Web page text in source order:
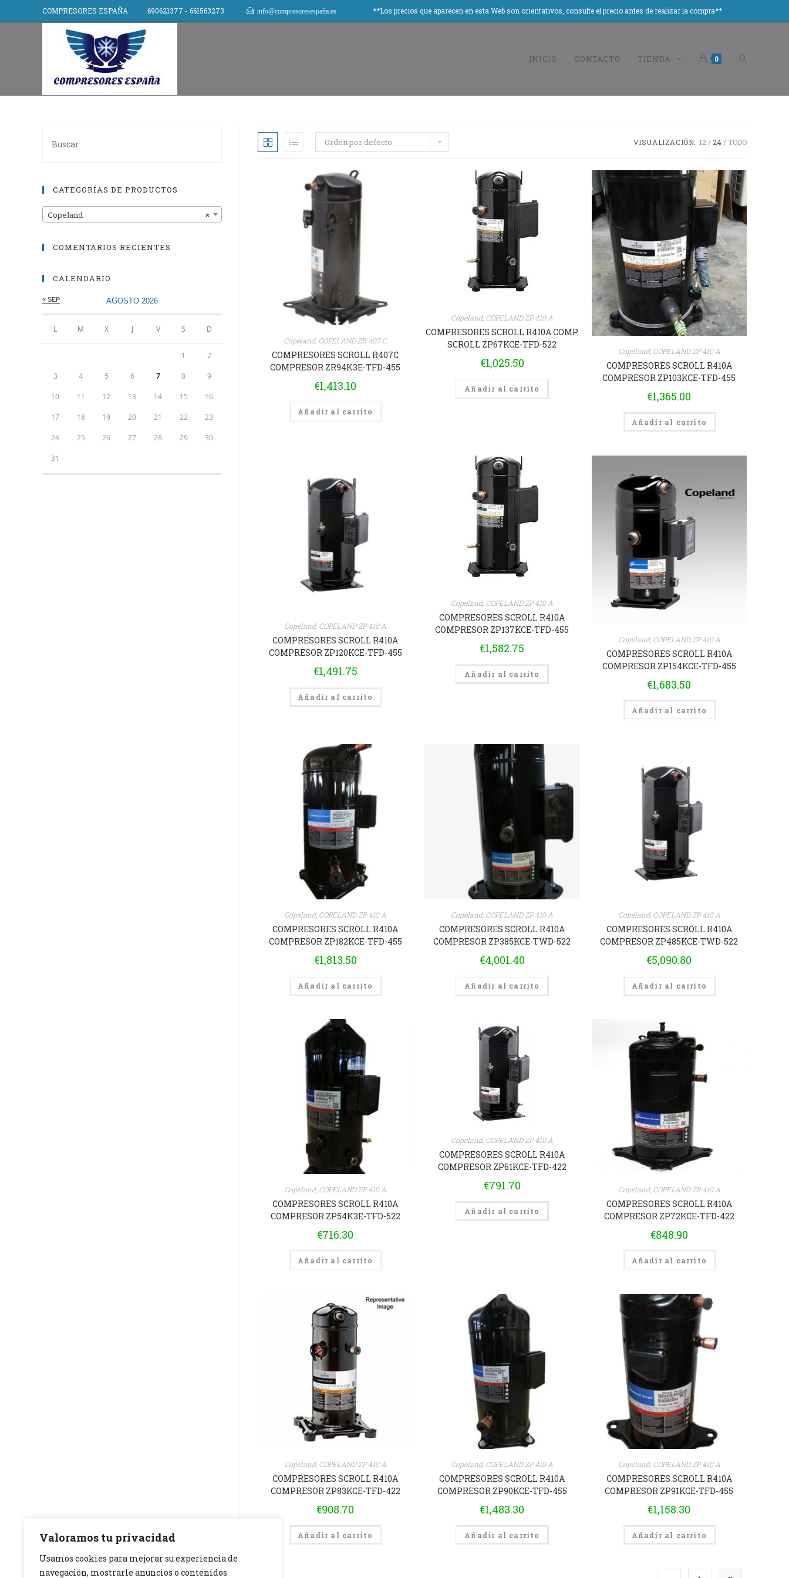
Valoramos tu privacidad
Usamos cookies para mejorar su experiencia de
navegación, mostrarle anuncios o contenidos
COMPRESORES ESPAÑA 690621377 - 661563273 info@compresoresespaña.es **Los precios que aparecen en esta Web son orientativos, consulte el precio antes de realizar la compra**
INICIO CONTACTO TIENDA 0
Orden por defecto VISUALIZACIÓN: 12 24 TODO
Copeland, COPELAND ZR 407 C
COMPRESORES SCROLL R407C
COMPRESOR ZR94K3E-TFD-455
€1,413.10
Añadir al carrito
Copeland, COPELAND ZP 410 A
COMPRESORES SCROLL R410A COMP
SCROLL ZP67KCE-TFD-522
€1,025.50
Añadir al carrito
Copeland, COPELAND ZP 410 A
COMPRESORES SCROLL R410A
COMPRESOR ZP103KCE-TFD-455
€1,365.00
Añadir al carrito
Copeland, COPELAND ZP 410 A
COMPRESORES SCROLL R410A
COMPRESOR ZP120KCE-TFD-455
€1,491.75
Añadir al carrito
Copeland, COPELAND ZP 410 A
COMPRESORES SCROLL R410A
COMPRESOR ZP137KCE-TFD-455
€1,582.75
Añadir al carrito
Copeland, COPELAND ZP 410 A
COMPRESORES SCROLL R410A
COMPRESOR ZP154KCE-TFD-455
€1,683.50
Añadir al carrito
Copeland, COPELAND ZP 410 A
COMPRESORES SCROLL R410A
COMPRESOR ZP182KCE-TFD-455
€1,813.50
Añadir al carrito
Copeland, COPELAND ZP 410 A
COMPRESORES SCROLL R410A
COMPRESOR ZP385KCE-TWD-522
€4,001.40
Añadir al carrito
Copeland, COPELAND ZP 410 A
COMPRESORES SCROLL R410A
COMPRESOR ZP485KCE-TWD-522
€5,090.80
Añadir al carrito
Copeland, COPELAND ZP 410 A
COMPRESORES SCROLL R410A
COMPRESOR ZP54K3E-TFD-522
€716.30
Añadir al carrito
Copeland, COPELAND ZP 410 A
COMPRESORES SCROLL R410A
COMPRESOR ZP61KCE-TFD-422
€791.70
Añadir al carrito
Copeland, COPELAND ZP 410 A
COMPRESORES SCROLL R410A
COMPRESOR ZP72KCE-TFD-422
€848.90
Añadir al carrito
Copeland, COPELAND ZP 410 A
COMPRESORES SCROLL R410A
COMPRESOR ZP83KCE-TFD-422
€908.70
Añadir al carrito
Copeland, COPELAND ZP 410 A
COMPRESORES SCROLL R410A
COMPRESOR ZP90KCE-TFD-455
€1,483.30
Añadir al carrito
Copeland, COPELAND ZP 410 A
COMPRESORES SCROLL R410A
COMPRESOR ZP91KCE-TFD-455
€1,158.30
Añadir al carrito
CATEGORÍAS DE PRODUCTOS
×
Copeland
COMENTARIOS RECIENTES
CALENDARIO
AGOSTO 2026
L M X J V S D
« SEP
1 2
3 4 5 6 7 8 9
10 11 12 13 14 15 16
17 18 19 20 21 22 23
24 25 26 27 28 29 30
31